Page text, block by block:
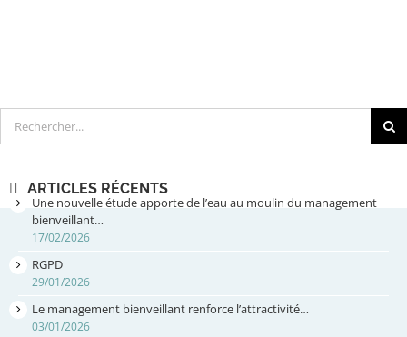
Rechercher
ARTICLES RÉCENTS
Une nouvelle étude apporte de l’eau au moulin du management
bienveillant…
17/02/2026
RGPD
29/01/2026
Le management bienveillant renforce l’attractivité…
03/01/2026